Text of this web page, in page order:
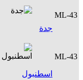
ML-43
جدة
ML-43
اسطنبول